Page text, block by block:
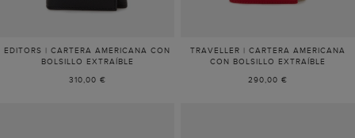
EDITORS | CARTERA AMERICANA CON
BOLSILLO EXTRAÍBLE
310,00 €
TRAVELLER | CARTERA AMERICANA
CON BOLSILLO EXTRAÍBLE
290,00 €